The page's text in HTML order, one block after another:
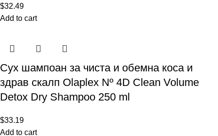
$32.49
Add to cart
Сух шампоан за чиста и обемна коса и
здрав скалп Olaplex Nº 4D Clean Volume
Detox Dry Shampoo 250 ml
$33.19
Add to cart